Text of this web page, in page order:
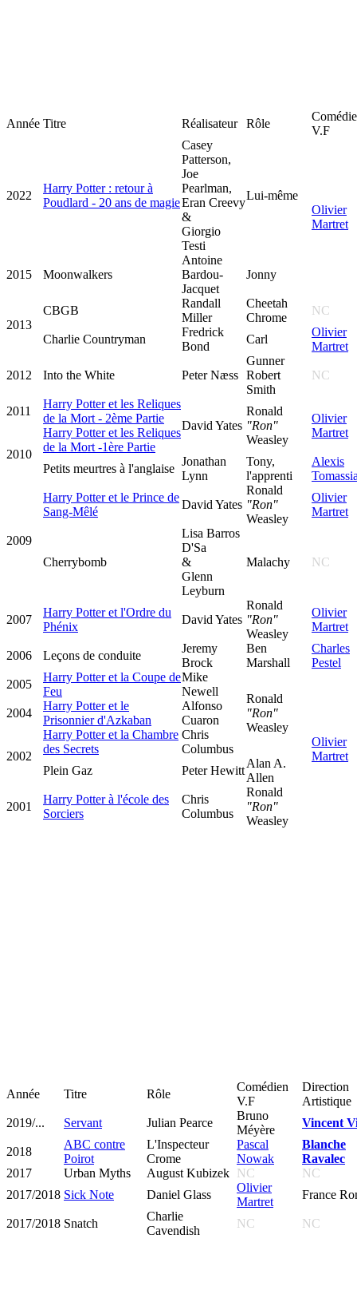
Année Titre Réalisateur Rôle
V.F
2022
Harry Potter : retour à
Poudlard - 20 ans de magie
Casey
Patterson,
Joe
Pearlman,
Eran Creevy
&
Giorgio
Testi
Lui-même
Olivier
Martret
2015 Moonwalkers
Antoine
Bardou-
Jacquet
Jonny
2013
CBGB
Randall
Miller
Cheetah
Chrome
NC
Charlie Countryman
Fredrick
Bond
Carl
Olivier
Martret
2012 Into the White Peter Næss
Gunner
Robert
Smith
NC
2011
Harry Potter et les Reliques
de la Mort - 2ème Partie
David Yates
Ronald
"Ron"
Weasley
Olivier
Martret
2010
Harry Potter et les Reliques
de la Mort -1ère Partie
Petits meurtres à l'anglaise
Jonathan
Lynn
Tony,
l'apprenti
Alexis
2009
Harry Potter et le Prince de
Sang-Mêlé
David Yates
Ronald
"Ron"
Weasley
Olivier
Martret
Cherrybomb
Lisa Barros
D'Sa
&
Glenn
Leyburn
Malachy NC
2007
Harry Potter et l'Ordre du
Phénix
David Yates
Ronald
"Ron"
Weasley
Olivier
Martret
2006 Leçons de conduite
Jeremy
Brock
Ben
Marshall
Charles
Pestel
2005
Harry Potter et la Coupe de
Feu
Mike
Newell
Ronald
"Ron"
Weasley
Olivier
Martret
2004
Harry Potter et le
Prisonnier d'Azkaban
Alfonso
Cuaron
2002
Harry Potter et la Chambre
des Secrets
Chris
Columbus
Plein Gaz
Peter Hewitt
Alan A.
Allen
2001
Harry Potter à l'école des
Sorciers
Chris
Columbus
Ronald
"Ron"
Weasley
Année Titre Rôle
Comédien
V.F
Direction
Artistique
2019/...
Servant Julian Pearce
Bruno
Méyère
Vincent
2018
ABC contre
Poirot
L'Inspecteur
Crome
Pascal
Nowak
Blanche
Ravalec
2017
Urban Myths August Kubizek NC
NC
2017/2018 Sick Note Daniel Glass
Olivier
Martret
France
2017/2018 Snatch
Charlie
Cavendish
NC NC